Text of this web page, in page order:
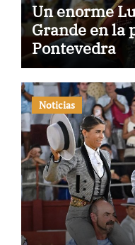
Un enorme
Grande en la
Pontevedra
Noticias